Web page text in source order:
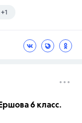
+1
6 класс.